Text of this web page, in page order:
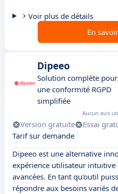
Voir plus de détails
En
Dipeeo
Solution complète pour
une conformité RGPD
simplifiée
Aucun avis
Version gratuite Essai
Tarif sur demande
Dipeeo est une alternative
expérience utilisateur
avancées. En tant qu'outil
répondre aux besoins variés